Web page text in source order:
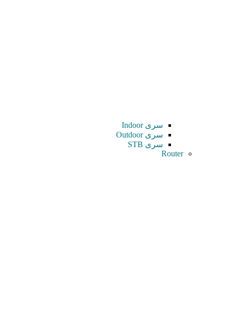
سری Indoor
سری Outdoor
سری STB
Router